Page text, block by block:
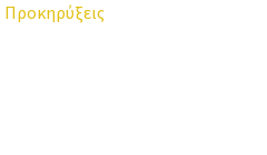
Προκηρύξεις